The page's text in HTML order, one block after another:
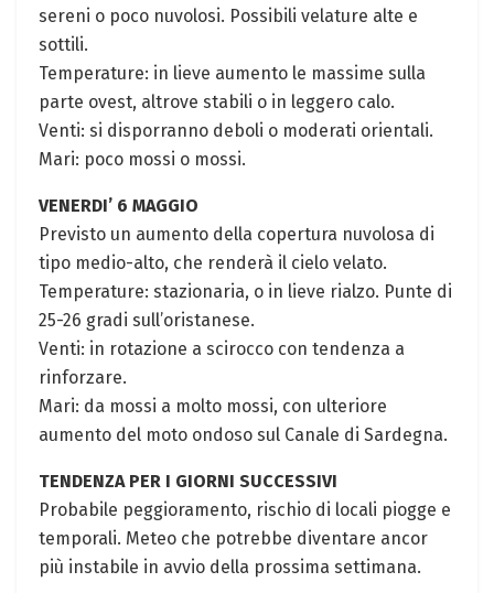
sereni o poco nuvolosi. Possibili velature alte e
sottili.
Temperature: in lieve aumento le massime sulla
parte ovest, altrove stabili o in leggero calo.
Venti: si disporranno deboli o moderati orientali.
Mari: poco mossi o mossi.
VENERDI’ 6 MAGGIO
Previsto un aumento della copertura nuvolosa di
tipo medio-alto, che renderà il cielo velato.
Temperature: stazionaria, o in lieve rialzo. Punte di
25-26 gradi sull’oristanese.
Venti: in rotazione a scirocco con tendenza a
rinforzare.
Mari: da mossi a molto mossi, con ulteriore
aumento del moto ondoso sul Canale di Sardegna.
TENDENZA PER I GIORNI SUCCESSIVI
Probabile peggioramento, rischio di locali piogge e
temporali. Meteo che potrebbe diventare ancor
più instabile in avvio della prossima settimana.